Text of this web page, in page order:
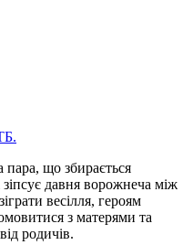
що збирається
давня ворожнеча між
весілля, героям
з матерями та
родичів.